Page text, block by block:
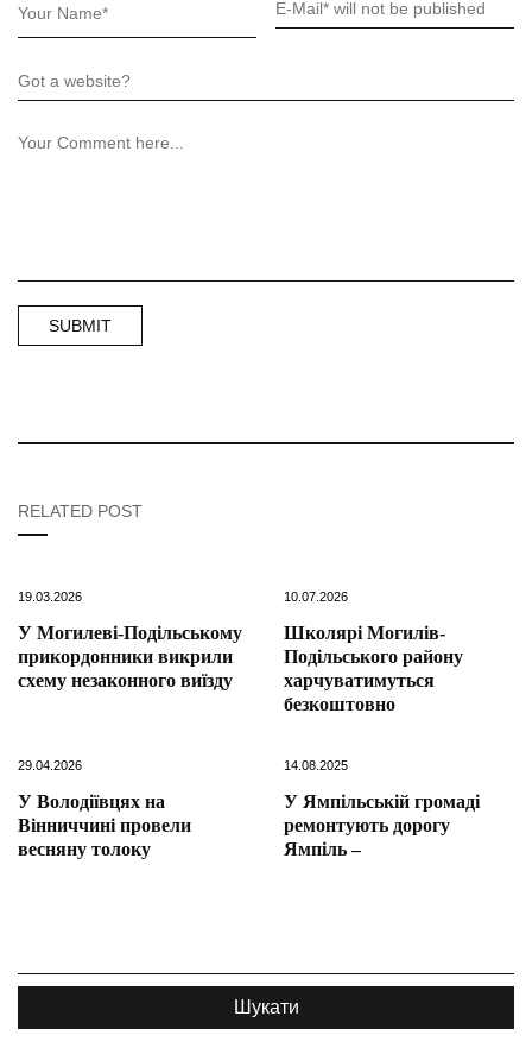
RELATED POST
19.03.2026
У Могилеві-Подільському
прикордонники викрили
схему незаконного виїзду
10.07.2026
Школярі Могилів-
Подільського району
харчуватимуться
безкоштовно
29.04.2026
У Володіївцях на
Вінниччині провели
весняну толоку
14.08.2025
У Ямпільській громаді
ремонтують дорогу
Ямпіль –